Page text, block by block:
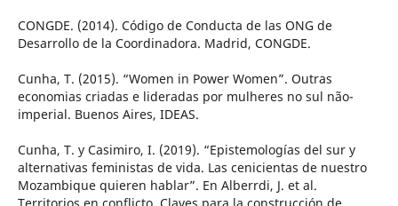
CONGDE. (2014). Código de Conducta de las ONG de
Desarrollo de la Coordinadora. Madrid, CONGDE.
Cunha, T. (2015). “Women in Power Women”. Outras
economias criadas e lideradas por mulheres no sul não-
imperial. Buenos Aires, IDEAS.
Cunha, T. y Casimiro, I. (2019). “Epistemologías del sur y
alternativas feministas de vida. Las cenicientas de nuestro
Mozambique quieren hablar”. En Alberrdi, J. et al.